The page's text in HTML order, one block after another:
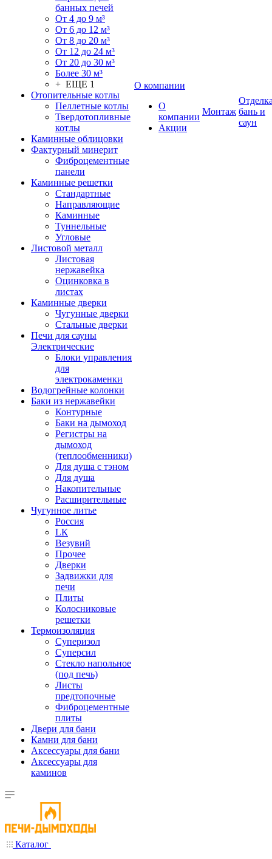
банных печей
От 4 до 9 м³
От 6 до 12 м³
От 8 до 20 м³
От 12 до 24 м³
От 20 до 30 м³
Более 30 м³
+ ЕЩЕ 1
Отопительные котлы
Пеллетные котлы
Твердотопливные
котлы
Каминные облицовки
Фактурный минерит
Фиброцементные
панели
Каминные решетки
Стандартные
Направляющие
Каминные
Туннельные
Угловые
Листовой металл
Листовая
нержавейка
Оцинковка в
листах
Каминные дверки
Чугунные дверки
Стальные дверки
Печи для сауны
Электрические
Блоки управления
для
электрокаменки
Водогрейные колонки
Баки из нержавейки
Контурные
Баки на дымоход
Регистры на
дымоход
(теплообменники)
Для душа с тэном
Для душа
Накопительные
Расширительные
Чугунное литье
Россия
LК
Везувий
Прочее
Дверки
Задвижки для
печи
Плиты
Колосниковые
решетки
Термоизоляция
Суперизол
Суперсил
Стекло напольное
(под печь)
Листы
предтопочные
Фиброцементные
плиты
Двери для бани
Камни для бани
Аксессуары для бани
Аксессуары для
каминов
О компании
О
компании
Акции
Монтаж бань и
саун
Каталог